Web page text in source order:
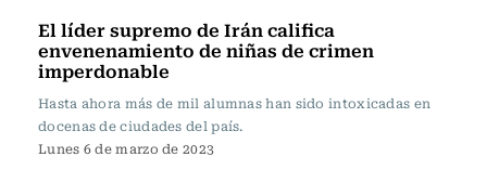
El líder supremo de Irán califica
envenenamiento de niñas de crimen
imperdonable
Hasta ahora más de mil alumnas han sido intoxicadas en
docenas de ciudades del país.
Lunes 6 de marzo de 2023